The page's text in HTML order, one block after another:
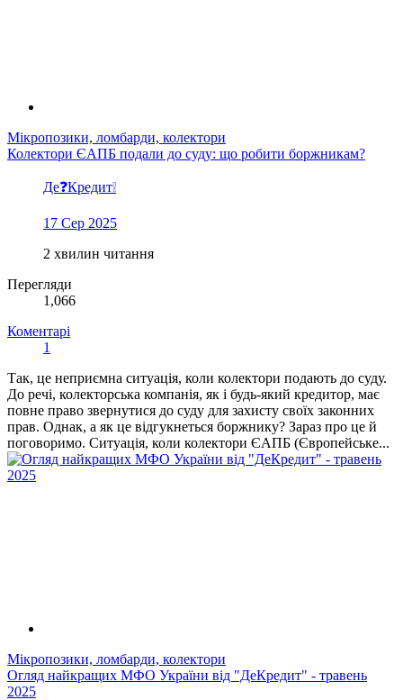
Мікропозики, ломбарди, колектори
Колектори ЄАПБ подали до суду: що робити боржникам?
Де❓Кредит❕
17 Сер 2025
2 хвилин читання
Перегляди
1,066
Коментарі
1
Так, це неприємна ситуація, коли колектори подають до суду.
До речі, колекторська компанія, як і будь-який кредитор, має
повне право звернутися до суду для захисту своїх законних
прав. Однак, а як це відгукнеться боржнику? Зараз про це й
поговоримо. Ситуація, коли колектори ЄАПБ (Європейське...
Мікропозики, ломбарди, колектори
Огляд найкращих МФО України від "ДеКредит" - травень
2025